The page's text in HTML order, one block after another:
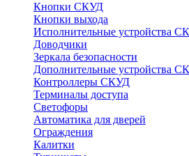
Кнопки СКУД
Кнопки выхода
Исполнительные устройства
Доводчики
Зеркала безопасности
Дополнительные устройства
Контроллеры СКУД
Терминалы доступа
Светофоры
Автоматика для дверей
Ограждения
Калитки